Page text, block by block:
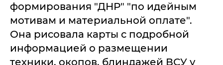
формирования "ДНР" "по идейным
мотивам и материальной оплате".
Она рисовала карты с подробной
информацией о размещении
техники, окопов, блиндажей ВСУ у